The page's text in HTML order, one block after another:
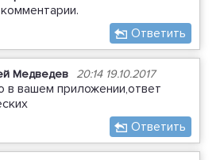
Ответить
Медведев 20:14 19.10.2017
в вашем приложении,ответ
Ответить